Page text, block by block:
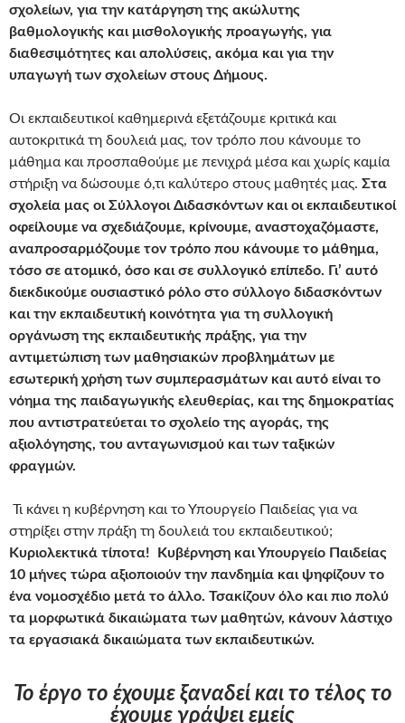
σχολείων, για την κατάργηση της ακώλυτης
βαθμολογικής και μισθολογικής προαγωγής, για
διαθεσιμότητες και απολύσεις, ακόμα και για την
υπαγωγή των σχολείων στους Δήμους.
Οι εκπαιδευτικοί καθημερινά εξετάζουμε κριτικά και
αυτοκριτικά τη δουλειά μας, τον τρόπο που κάνουμε το
μάθημα και προσπαθούμε με πενιχρά μέσα και χωρίς καμία
στήριξη να δώσουμε ό,τι καλύτερο στους μαθητές μας. Στα
σχολεία μας οι Σύλλογοι Διδασκόντων και οι εκπαιδευτικοί
οφείλουμε να σχεδιάζουμε, κρίνουμε, αναστοχαζόμαστε,
αναπροσαρμόζουμε τον τρόπο που κάνουμε το μάθημα,
τόσο σε ατομικό, όσο και σε συλλογικό επίπεδο. Γι’ αυτό
διεκδικούμε ουσιαστικό ρόλο στο σύλλογο διδασκόντων
και την εκπαιδευτική κοινότητα για τη συλλογική
οργάνωση της εκπαιδευτικής πράξης, για την
αντιμετώπιση των μαθησιακών προβλημάτων με
εσωτερική χρήση των συμπερασμάτων και αυτό είναι το
νόημα της παιδαγωγικής ελευθερίας, και της δημοκρατίας
που αντιστρατεύεται το σχολείο της αγοράς, της
αξιολόγησης, του ανταγωνισμού και των ταξικών
φραγμών.
Τι κάνει η κυβέρνηση και το Υπουργείο Παιδείας για να
στηρίξει στην πράξη τη δουλειά του εκπαιδευτικού;
Κυριολεκτικά τίποτα! Κυβέρνηση και Υπουργείο Παιδείας
10 μήνες τώρα αξιοποιούν την πανδημία και ψηφίζουν το
ένα νομοσχέδιο μετά το άλλο. Τσακίζουν όλο και πιο πολύ
τα μορφωτικά δικαιώματα των μαθητών, κάνουν λάστιχο
τα εργασιακά δικαιώματα των εκπαιδευτικών.
Το έργο το έχουμε ξαναδεί και το τέλος το
έχουμε γράψει εμείς